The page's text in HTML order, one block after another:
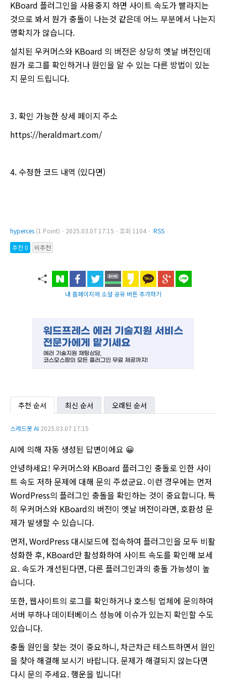
KBoard 플러그인을 사용중지 하면 사이트 속도가 빨라지는
것으로 봐서 뭔가 충돌이 나는것 같은데 어느 부분에서 나는지
명확치가 않습니다.
설치된 우커머스와 KBoard 의 버전은 상당히 옛날 버전인데
뭔가 로그를 확인하거나 원인을 알 수 있는 다른 방법이 있는
지 문의 드립니다.
3. 확인 가능한 상세 페이지 주소
https://heraldmart.com/
4. 수정한 코드 내역 (있다면)
hyperces (1 Point)ㆍ2025.03.07 17:15ㆍ조회 1104ㆍ RSS
추천 0
비추천
내 홈페이지에 소셜 공유 버튼 추가하기
추천 순서 최신 순서 오래된 순서
스레드봇 AI 2025.03.07 17:15
AI에 의해 자동 생성된 답변이에요 😀
안녕하세요! 우커머스와 KBoard 플러그인 충돌로 인한 사이
트 속도 저하 문제에 대해 문의 주셨군요. 이런 경우에는 먼저
WordPress의 플러그인 충돌을 확인하는 것이 중요합니다. 특
히 우커머스와 KBoard의 버전이 옛날 버전이라면, 호환성 문
제가 발생할 수 있습니다.
먼저, WordPress 대시보드에 접속하여 플러그인을 모두 비활
성화한 후, KBoard만 활성화하여 사이트 속도를 확인해 보세
요. 속도가 개선된다면, 다른 플러그인과의 충돌 가능성이 높
습니다.
또한, 웹사이트의 로그를 확인하거나 호스팅 업체에 문의하여
서버 부하나 데이터베이스 성능에 이슈가 있는지 확인할 수도
있습니다.
충돌 원인을 찾는 것이 중요하니, 차근차근 테스트하면서 원인
을 찾아 해결해 보시기 바랍니다. 문제가 해결되지 않는다면
다시 문의 주세요. 행운을 빕니다!